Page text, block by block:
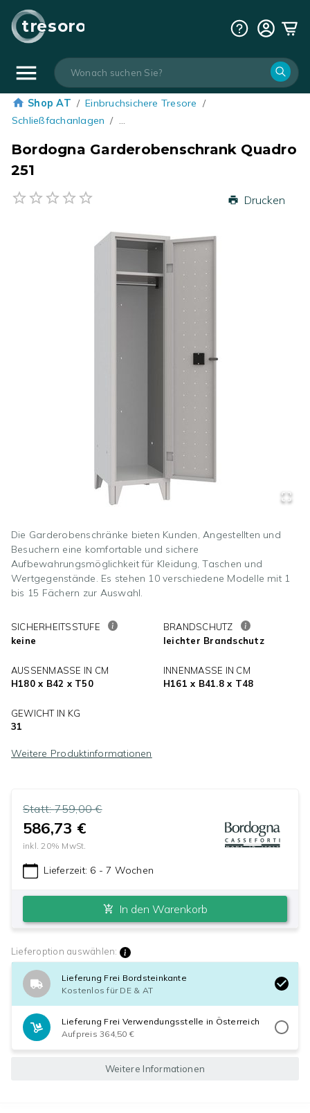
tresoro
Shop AT / Einbruchsichere Tresore /
Schließfachanlagen / …
Bordogna Garderobenschrank Quadro
251
Drucken
Die Garderobenschränke bieten Kunden, Angestellten und
Besuchern eine komfortable und sichere
Aufbewahrungsmöglichkeit für Kleidung, Taschen und
Wertgegenstände. Es stehen 10 verschiedene Modelle mit 1
bis 15 Fächern zur Auswahl.
SICHERHEITSSTUFE
keine
BRANDSCHUTZ
leichter Brandschutz
AUSSENMASSE IN CM
H180 x B42 x T50
INNENMASSE IN CM
H161 x B41.8 x T48
GEWICHT IN KG
31
Weitere Produktinformationen
Statt:759,00 €
586,73 €
inkl.20% MwSt.
Lieferzeit: 6 - 7 Wochen
In den Warenkorb
Lieferoption auswählen:
Lieferung Frei Bordsteinkante
Kostenlos für DE & AT
Lieferung Frei Verwendungsstelle in Österreich
Aufpreis 364,50 €
Weitere Informationen